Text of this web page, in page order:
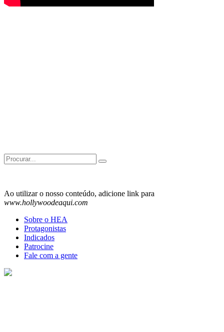
Search
for:
Ao utilizar o nosso conteúdo, adicione link para
www.hollywoodeaqui.com
Sobre o HEA
Protagonistas
Indicados
Patrocine
Fale com a gente